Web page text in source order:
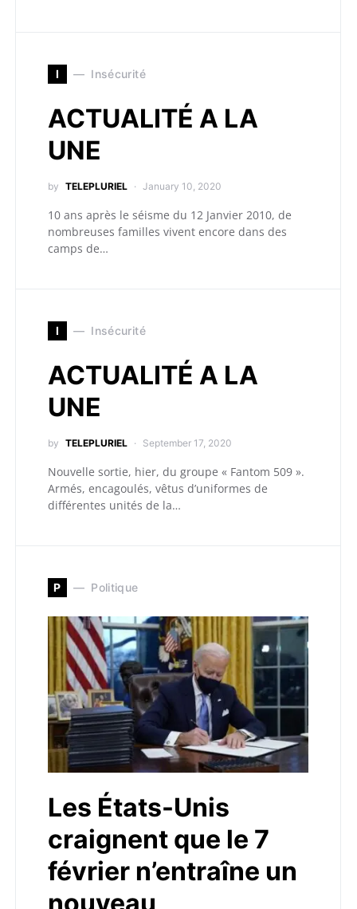
I Insécurité
ACTUALITÉ A LA
UNE
by TELEPLURIEL January 10, 2020
10 ans après le séisme du 12 Janvier 2010, de
nombreuses familles vivent encore dans des
camps de…
I Insécurité
ACTUALITÉ A LA
UNE
by TELEPLURIEL September 17, 2020
Nouvelle sortie, hier, du groupe « Fantom 509 ».
Armés, encagoulés, vêtus d’uniformes de
différentes unités de la…
P Politique
Les États-Unis
craignent que le 7
février n’entraîne un